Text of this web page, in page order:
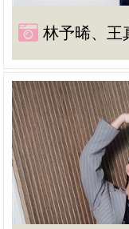
林予晞、王